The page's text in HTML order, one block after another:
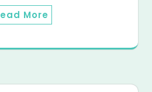
More